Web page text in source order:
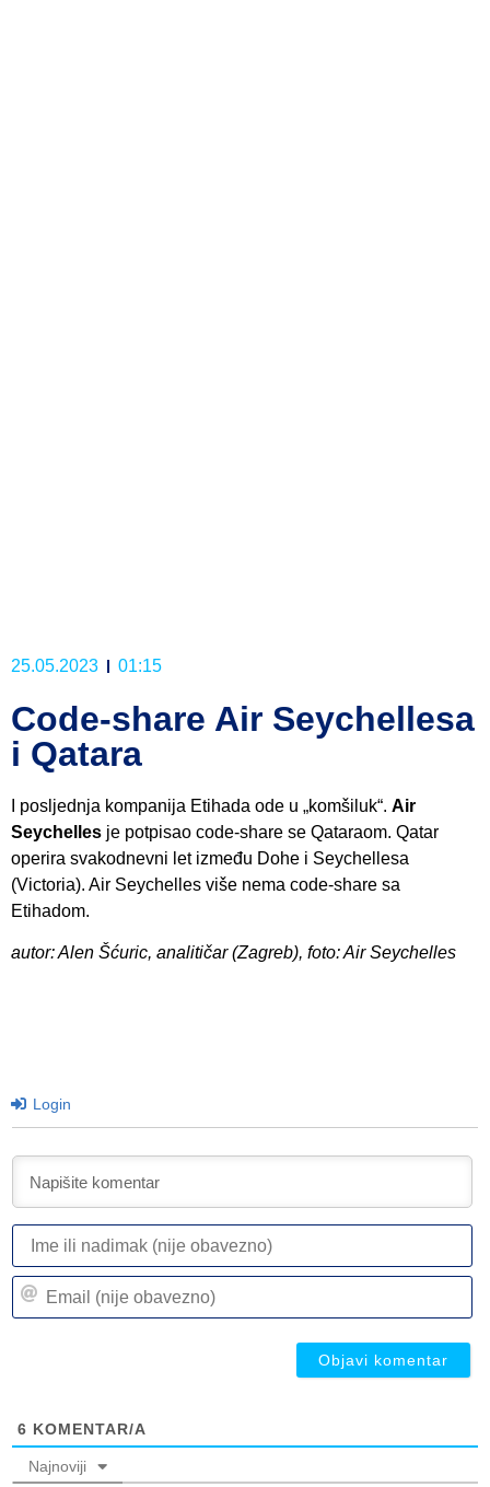
25.05.2023 01:15
Code-share Air Seychellesa
i Qatara
I posljednja kompanija Etihada ode u „komšiluk“. Air
Seychelles je potpisao code-share se Qataraom. Qatar
operira svakodnevni let između Dohe i Seychellesa
(Victoria). Air Seychelles više nema code-share sa
Etihadom.
autor: Alen Šćuric, analitičar (Zagreb), foto: Air Seychelles
Login
6 KOMENTAR/A
Najnoviji